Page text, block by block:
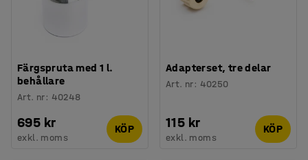
Färgspruta med 1 l.
behållare
Art. nr: 40248
695 kr
exkl. moms
KÖP
Adapterset, tre delar
Art. nr: 40250
115 kr
exkl. moms
KÖP